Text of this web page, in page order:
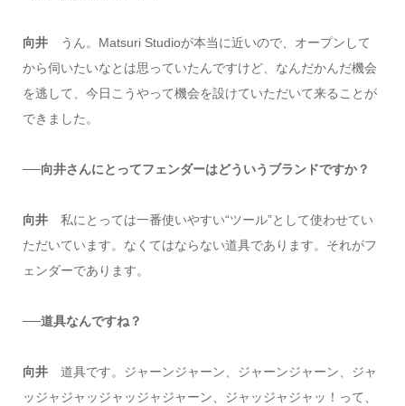
向井うん。Matsuri Studioが本当に近いので、オープンして
から伺いたいなとは思っていたんですけど、なんだかんだ機会
を逃して、今日こうやって機会を設けていただいて来ることが
できました。
──向井さんにとってフェンダーはどういうブランドですか？
向井私にとっては一番使いやすい“ツール”として使わせてい
ただいています。なくてはならない道具であります。それがフ
ェンダーであります。
──道具なんですね？
向井道具です。ジャーンジャーン、ジャーンジャーン、ジャ
ッジャジャッジャッジャジャーン、ジャッジャジャッ！って、